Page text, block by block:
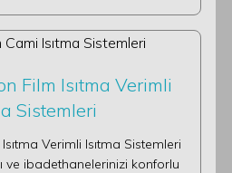
Film Isıtma Verimli
Sistemleri
Verimli Isıtma Sistemleri
ve ibadethanelerinizi konforlu